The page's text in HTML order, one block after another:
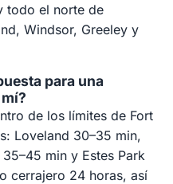
todo el norte de
Windsor, Greeley y
para una
de los límites de Fort
Loveland 30–35 min,
min y Estes Park
cerrajero 24 horas, así